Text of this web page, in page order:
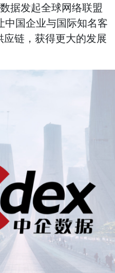
据发起全球网络联盟
国企业与国际知名客
链，获得更大的发展